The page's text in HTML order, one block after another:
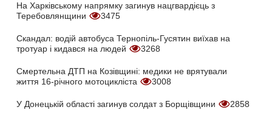
На Харківському напрямку загинув нацгвардієць з
Теребовлянщини
3475
Скандал: водій автобуса Тернопіль-Гусятин виїхав на
тротуар і кидався на людей
3268
Смертельна ДТП на Козівщині: медики не врятували
життя 16-річного мотоцикліста
3008
У Донецькій області загинув солдат з Борщівщини 2858